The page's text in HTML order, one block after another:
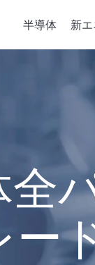
半導体
半
新
全
ー